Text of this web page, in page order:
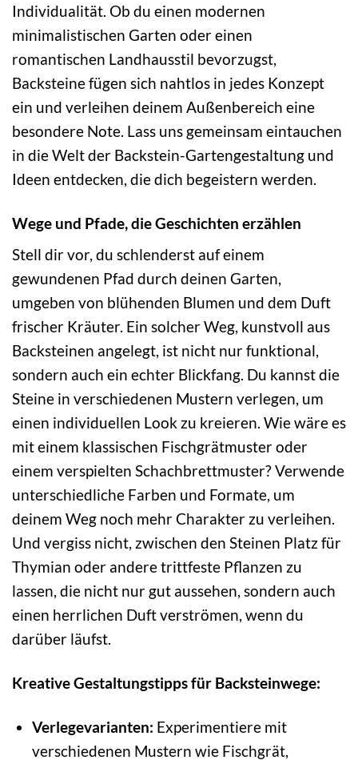
Individualität. Ob du einen modernen
minimalistischen Garten oder einen
romantischen Landhausstil bevorzugst,
Backsteine fügen sich nahtlos in jedes Konzept
ein und verleihen deinem Außenbereich eine
besondere Note. Lass uns gemeinsam eintauchen
in die Welt der Backstein-Gartengestaltung und
Ideen entdecken, die dich begeistern werden.
Wege und Pfade, die Geschichten erzählen
Stell dir vor, du schlenderst auf einem
gewundenen Pfad durch deinen Garten,
umgeben von blühenden Blumen und dem Duft
frischer Kräuter. Ein solcher Weg, kunstvoll aus
Backsteinen angelegt, ist nicht nur funktional,
sondern auch ein echter Blickfang. Du kannst die
Steine in verschiedenen Mustern verlegen, um
einen individuellen Look zu kreieren. Wie wäre es
mit einem klassischen Fischgrätmuster oder
einem verspielten Schachbrettmuster? Verwende
unterschiedliche Farben und Formate, um
deinem Weg noch mehr Charakter zu verleihen.
Und vergiss nicht, zwischen den Steinen Platz für
Thymian oder andere trittfeste Pflanzen zu
lassen, die nicht nur gut aussehen, sondern auch
einen herrlichen Duft verströmen, wenn du
darüber läufst.
Kreative Gestaltungstipps für Backsteinwege:
Verlegevarianten: Experimentiere mit
verschiedenen Mustern wie Fischgrät,